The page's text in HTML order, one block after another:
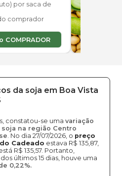
por saca de
comprador
COMPRADOR
da soja em Boa Vista
constatou-se uma variação
na região Centro
. No dia 27/07/2026, o preço
Cadeado estava R$ 135,87,
R$ 135,57. Portanto,
últimos 15 dias, houve uma
0,22%.